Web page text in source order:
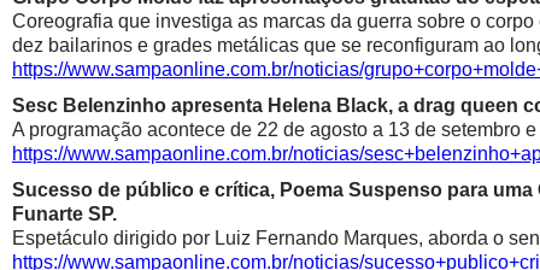
Coreografia que investiga as marcas da guerra sobre o
dez bailarinos e grades metálicas que se reconfiguram ao
https://www.sampaonline.com.br/noticias/
Sesc Belenzinho apresenta Helena Black, a drag queen
A programação acontece de 22 de agosto a 13 de setembro
https://www.sampaonline.com.br/noticias/
Sucesso de público e crítica, Poema Suspenso para
Funarte SP.
Espetáculo dirigido por Luiz Fernando Marques, aborda o
https://www.sampaonline.com.br/noticias/